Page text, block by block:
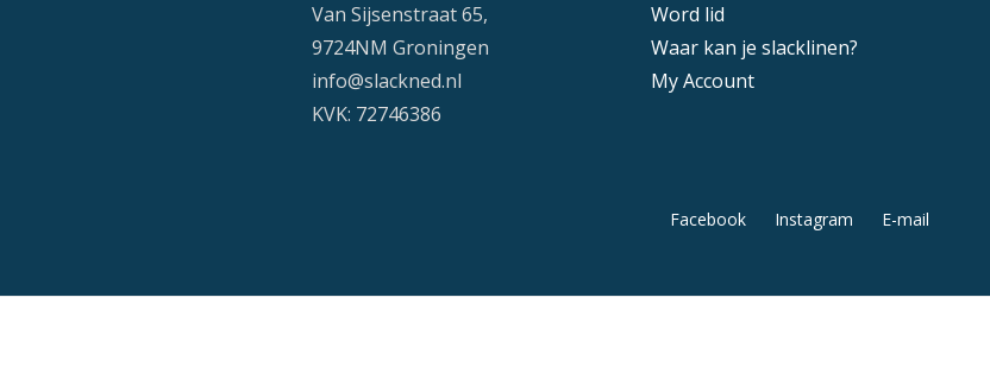
Van Sijsenstraat 65,
9724NM Groningen
info@slackned.nl
KVK: 72746386
Word lid
Waar kan je slacklinen?
My Account
Facebook Instagram E-mail